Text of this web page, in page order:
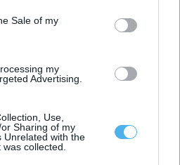
Sale of my
my
Advertising.
Use,
Sharing of my
Unrelated with the
collected.
de euros para renovar 16,7
de Beja
e Saneamento de Beja (EMAS)